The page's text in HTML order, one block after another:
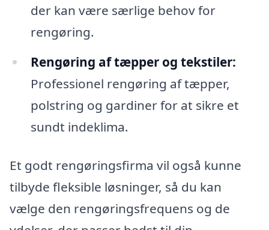
der kan være særlige behov for
rengøring.
Rengøring af tæpper og tekstiler:
Professionel rengøring af tæpper,
polstring og gardiner for at sikre et
sundt indeklima.
Et godt rengøringsfirma vil også kunne
tilbyde fleksible løsninger, så du kan
vælge den rengøringsfrequens og de